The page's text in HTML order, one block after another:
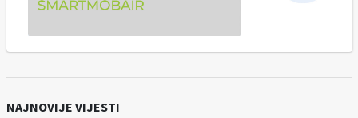
NAJNOVIJE VIJESTI